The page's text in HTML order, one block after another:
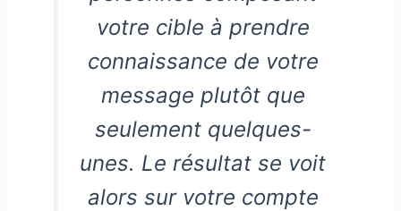
votre cible à prendre
connaissance de votre
message plutôt que
seulement quelques-
unes. Le résultat se voit
alors sur votre compte